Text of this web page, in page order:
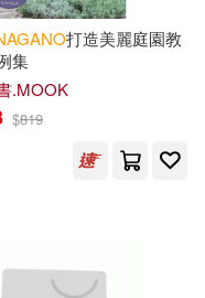
打造美麗庭園教
集
.MOOK
$819